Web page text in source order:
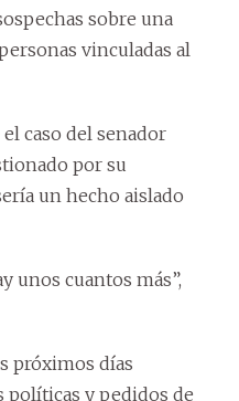
sobre una
vinculadas al
caso del senador
por su
un hecho aislado
unos cuantos más”,
próximos días
políticas y pedidos de